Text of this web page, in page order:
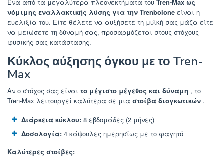
Ένα από τα μεγαλύτερα πλεονεκτήματα του Tren-Max ως
νόμιμης εναλλακτικής λύσης για την Trenbolone είναι η
ευελιξία του. Είτε θέλετε να αυξήσετε τη μυϊκή σας μάζα είτε
να μειώσετε τη δύναμή σας, προσαρμόζεται στους στόχους
φυσικής σας κατάστασης.
Κύκλος αύξησης όγκου με το Tren-
Max
Αν ο στόχος σας είναι το μέγιστο μέγεθος και δύναμη , το
Tren-Max λειτουργεί καλύτερα σε μια στοίβα διογκωτικών .
Διάρκεια κύκλου: 8 εβδομάδες (2 μήνες)
Δοσολογία: 4 κάψουλες ημερησίως με το φαγητό
Καλύτερες στοίβες: